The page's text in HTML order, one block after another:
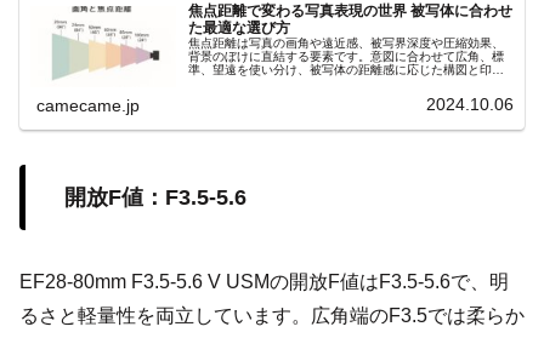
焦点距離で変わる写真表現の世界 被写体に合わせ
た最適な選び方
焦点距離は写真の画角や遠近感、被写界深度や圧縮効果、
背景のぼけに直結する要素です。意図に合わせて広角、標
準、望遠を使い分け、被写体の距離感に応じた構図と印象
camecame.jp 2024.10.06
開放F値：F3.5-5.6
EF28-80mm F3.5-5.6 V USMの開放F値はF3.5-5.6で、明
るさと軽量性を両立しています。広角端のF3.5では柔らか